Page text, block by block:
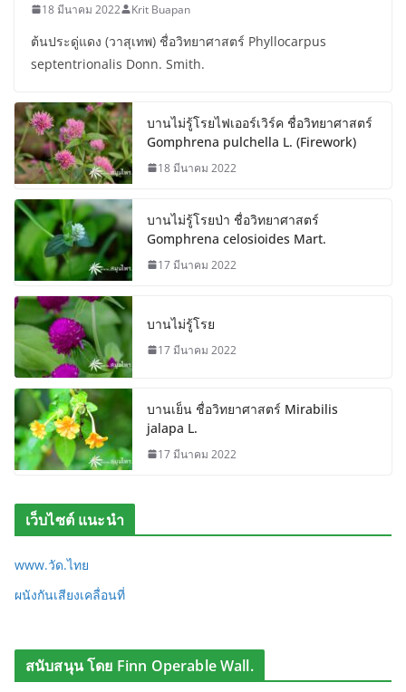
18 มีนาคม 2022 Krit Buapan
ต้นประดู่แดง (วาสุเทพ) ชื่อวิทยาศาสตร์ Phyllocarpus
septentrionalis Donn. Smith.
บานไม่รู้โรยไฟเออร์เวิร์ค ชื่อวิทยาศาสตร์
Gomphrena pulchella L. (Firework)
18 มีนาคม 2022
บานไม่รู้โรยป่า ชื่อวิทยาศาสตร์
Gomphrena celosioides Mart.
17 มีนาคม 2022
บานไม่รู้โรย
17 มีนาคม 2022
บานเย็น ชื่อวิทยาศาสตร์ Mirabilis
jalapa L.
17 มีนาคม 2022
เว็บไซต์ แนะนำ
www.วัด.ไทย
ผนังกันเสียงเคลื่อนที่
สนับสนุน โดย Finn Operable Wall.